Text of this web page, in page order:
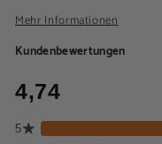
Mehr Informationen
Kundenbewertungen